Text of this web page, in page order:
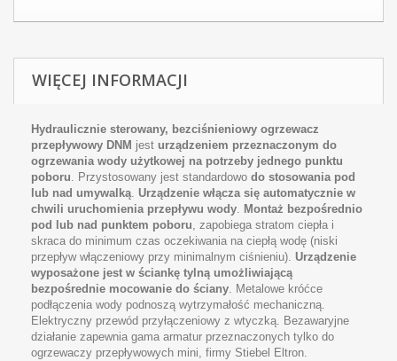
WIĘCEJ INFORMACJI
Hydraulicznie sterowany, bezciśnieniowy ogrzewacz
przepływowy DNM jest urządzeniem przeznaczonym do
ogrzewania wody użytkowej na potrzeby jednego punktu
poboru. Przystosowany jest standardowo do stosowania pod
lub nad umywalką. Urządzenie włącza się automatycznie w
chwili uruchomienia przepływu wody. Montaż bezpośrednio
pod lub nad punktem poboru, zapobiega stratom ciepła i
skraca do minimum czas oczekiwania na ciepłą wodę (niski
przepływ włączeniowy przy minimalnym ciśnieniu). Urządzenie
wyposażone jest w ściankę tylną umożliwiającą
bezpośrednie mocowanie do ściany. Metalowe króćce
podłączenia wody podnoszą wytrzymałość mechaniczną.
Elektryczny przewód przyłączeniowy z wtyczką. Bezawaryjne
działanie zapewnia gama armatur przeznaczonych tylko do
ogrzewaczy przepływowych mini, firmy Stiebel Eltron.